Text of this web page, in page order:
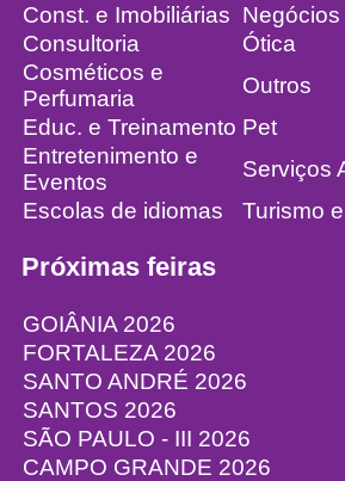
Const. e Imobiliárias
Consultoria
Ótica
Cosméticos e
Perfumaria
Outros
Educ. e Treinamento Pet
Entretenimento e
Eventos
Serviços
Escolas de idiomas
Turismo
Próximas feiras
GOIÂNIA 2026
FORTALEZA 2026
SANTO ANDRÉ 2026
SANTOS 2026
SÃO PAULO - III 2026
CAMPO GRANDE 2026